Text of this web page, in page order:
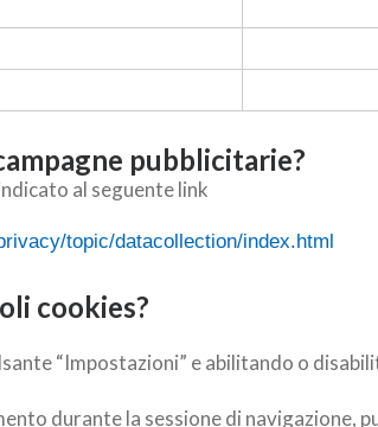
pubblicitarie?
al seguente link
topic/datacollection/index.html
cookies?
“Impostazioni” e abilitando o
durante la sessione di navigazione,